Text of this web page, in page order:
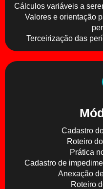
Cálculos variáveis a
Valores e orientação
Terceirização das
Cadastro
Roteiro
Prática
Cadastro de
Anexação
Roteiro